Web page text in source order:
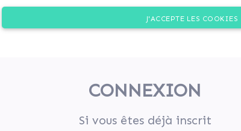
J'ACCEPTE LES COOKIES
CONNEXION
Si vous êtes déjà inscrit